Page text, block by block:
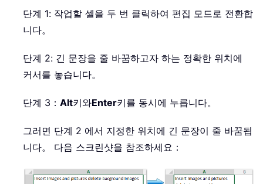
단계 1: 작업할 셀을 두 번 클릭하여 편집 모드로 전환합
니다。
단계 2: 긴 문장을 줄 바꿈하고자 하는 정확한 위치에
커서를 놓습니다。
단계 3： Alt키와Enter키를 동시에 누릅니다。
그러면 단계 2 에서 지정한 위치에 긴 문장이 줄 바꿈됩
니다。 다음 스크린샷을 참조하세요：